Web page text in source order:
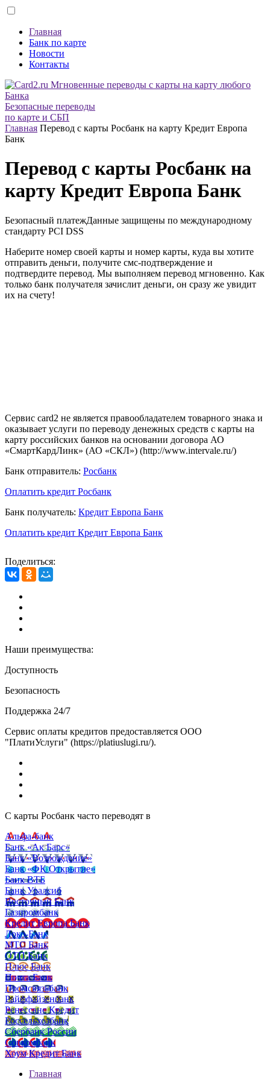
Главная
Банк по карте
Новости
Контакты
Безопасные переводы
по карте и СБП
Главная Перевод с карты Росбанк на карту Кредит Европа
Банк
Перевод с карты Росбанк на
карту Кредит Европа Банк
Безопасный платежДанные защищены по международному
стандарту PCI DSS
Наберите номер своей карты и номер карты, куда вы хотите
отправить деньги, получите смс-подтверждение и
подтвердите перевод. Мы выполняем перевод мгновенно. Как
только банк получателя зачислит деньги, он сразу же увидит
их на счету!
Сервис card2 не является правообладателем товарного знака и
оказывает услуги по переводу денежных средств с карты на
карту российских банков на основании договора АО
«СмартКардЛинк» (АО «СКЛ») (http://www.intervale.ru/)
Банк отправитель: Росбанк
Оплатить кредит Росбанк
Банк получатель: Кредит Европа Банк
Оплатить кредит Кредит Европа Банк
Поделиться:
Наши преимущества:
Доступность
Безопасность
Поддержка 24/7
Сервис оплаты кредитов предоставляется ООО
"ПлатиУслуги" (https://platiuslugi.ru/).
С карты Росбанк часто переводят в
Альфа-банк
Банк «Ак Барс»
Банк «Возрождение»
Банк «ФК Открытие»
Банк ВТБ
Банк Уралсиб
Восточный Банк
Газпромбанк
Кредит Европа Банк
Локо-Банк
МТС Банк
ОТП Банк
Плюс Банк
Почта Банк
Промсвязьбанк
Райффайзенбанк
Ренессанс Кредит
Россельхозбанк
Сбербанк России
Совкомбанк
Хоум Кредит Банк
Главная